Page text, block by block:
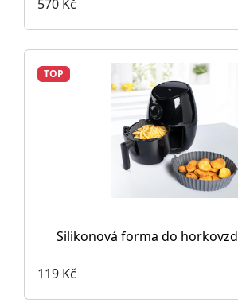
570 Kč
TOP
Silikonová forma do
119 Kč